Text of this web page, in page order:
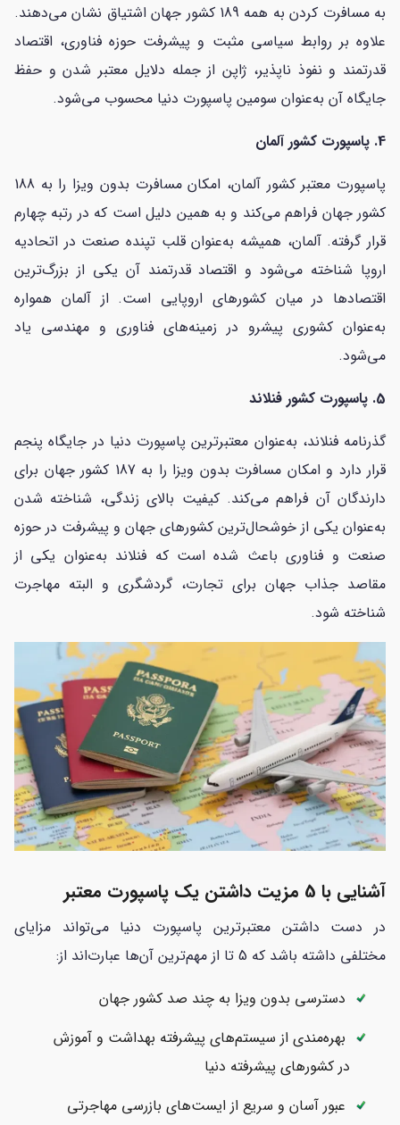
به مسافرت کردن به همه 189 کشور جهان اشتیاق نشان می‌دهند.
علاوه بر روابط سیاسی مثبت و پیشرفت حوزه فناوری، اقتصاد
قدرتمند و نفوذ ناپذیر، ژاپن از جمله دلایل معتبر شدن و حفظ
جایگاه آن به‌عنوان سومین پاسپورت دنیا محسوب می‌شود.
4. پاسپورت کشور آلمان
پاسپورت معتبر کشور آلمان، امکان مسافرت بدون ویزا را به 188
کشور جهان فراهم می‌کند و به همین دلیل است که در رتبه چهارم
قرار گرفته. آلمان، همیشه به‌عنوان قلب تپنده صنعت در اتحادیه
اروپا شناخته می‌شود و اقتصاد قدرتمند آن یکی از بزرگ‌ترین
اقتصادها در میان کشورهای اروپایی است. از آلمان همواره
به‌عنوان کشوری پیشرو در زمینه‌های فناوری و مهندسی یاد
می‌شود.
5. پاسپورت کشور فنلاند
گذرنامه فنلاند، به‌عنوان معتبرترین پاسپورت دنیا در جایگاه پنجم
قرار دارد و امکان مسافرت بدون ویزا را به 187 کشور جهان برای
دارندگان آن فراهم می‌کند. کیفیت بالای زندگی، شناخته شدن
به‌عنوان یکی از خوشحال‌ترین کشورهای جهان و پیشرفت در حوزه
صنعت و فناوری باعث شده است که فنلاند به‌عنوان یکی از
مقاصد جذاب جهان برای تجارت، گردشگری و البته مهاجرت
شناخته شود.
آشنایی با 5 مزیت داشتن یک پاسپورت معتبر
در دست داشتن معتبرترین پاسپورت دنیا می‌تواند مزایای
مختلفی داشته باشد که 5 تا از مهم‌ترین آن‌ها عبارت‌اند از:
دسترسی بدون ویزا به چند صد کشور جهان
بهره‌مندی از سیستم‌های پیشرفته بهداشت و آموزش
در کشورهای پیشرفته دنیا
عبور آسان و سریع از ایست‌های بازرسی مهاجرتی